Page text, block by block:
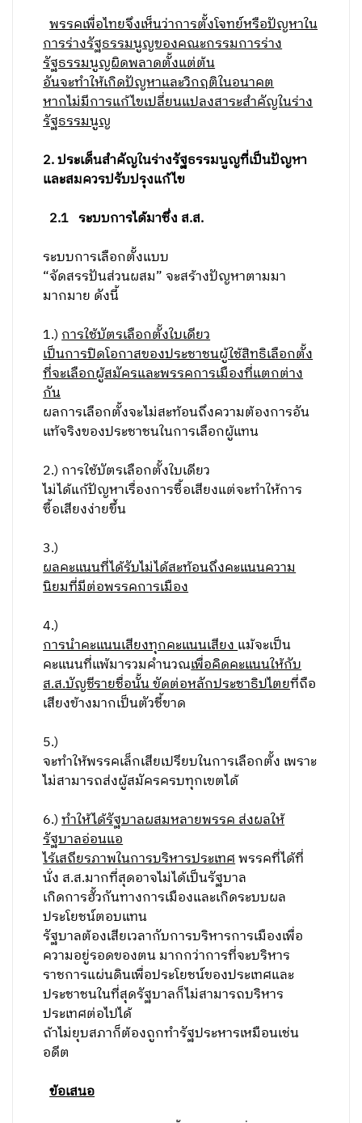
พรรคเพื่อไทยจึงเห็นว่าการตั้งโจทย์หรือปัญหาใน
การร่างรัฐธรรมนูญของคณะกรรมการร่าง
รัฐธรรมนูญผิดพลาดตั้งแต่ต้น
อันจะทำให้เกิดปัญหาและวิกฤติในอนาคต
หากไม่มีการแก้ไขเปลี่ยนแปลงสาระสำคัญในร่าง
รัฐธรรมนูญ
2. ประเด็นสำคัญในร่างรัฐธรรมนูญที่เป็นปัญหา
และสมควรปรับปรุงแก้ไข
2.1 ระบบการได้มาซึ่ง ส.ส.
ระบบการเลือกตั้งแบบ
“จัดสรรปันส่วนผสม” จะสร้างปัญหาตามมา
มากมาย ดังนี้
1.)การใช้บัตรเลือกตั้งใบเดียว
เป็นการปิดโอกาสของประชาชนผู้ใช้สิทธิเลือกตั้ง
ที่จะเลือกผู้สมัครและพรรคการเมืองที่แตกต่าง
กัน
ผลการเลือกตั้งจะไม่สะท้อนถึงความต้องการอัน
แท้จริงของประชาชนในการเลือกผู้แทน
2.) การใช้บัตรเลือกตั้งใบเดียว
ไม่ได้แก้ปัญหาเรื่องการซื้อเสียงแต่จะทำให้การ
ซื้อเสียงง่ายขึ้น
3.)
ผลคะแนนที่ได้รับไม่ได้สะท้อนถึงคะแนนความ
นิยมที่มีต่อพรรคการเมือง
4.)
การนำคะแนนเสียงทุกคะแนนเสียงแม้จะเป็น
คะแนนที่แพ้มารวมคำนวณเพื่อคิดคะแนนให้กับ
ส.ส.บัญชีรายชื่อนั้น ขัดต่อหลักประชาธิปไตยที่ถือ
เสียงข้างมากเป็นตัวชี้ขาด
5.)
จะทำให้พรรคเล็กเสียเปรียบในการเลือกตั้ง เพราะ
ไม่สามารถส่งผู้สมัครครบทุกเขตได้
6.)ทำให้ได้รัฐบาลผสมหลายพรรค ส่งผลให้
รัฐบาลอ่อนแอ
ไร้เสถียรภาพในการบริหารประเทศพรรคที่ได้ที่
นั่ง ส.ส.มากที่สุดอาจไม่ได้เป็นรัฐบาล
เกิดการฮั้วกันทางการเมืองและเกิดระบบผล
ประโยชน์ตอบแทน
รัฐบาลต้องเสียเวลากับการบริหารการเมืองเพื่อ
ความอยู่รอดของตน มากกว่าการที่จะบริหาร
ราชการแผ่นดินเพื่อประโยชน์ของประเทศและ
ประชาชนในที่สุดรัฐบาลก็ไม่สามารถบริหาร
ประเทศต่อไปได้
ถ้าไม่ยุบสภาก็ต้องถูกทำรัฐประหารเหมือนเช่น
อดีต
ข้อเสนอ